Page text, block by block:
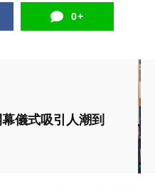
0+
儀式吸引人潮到